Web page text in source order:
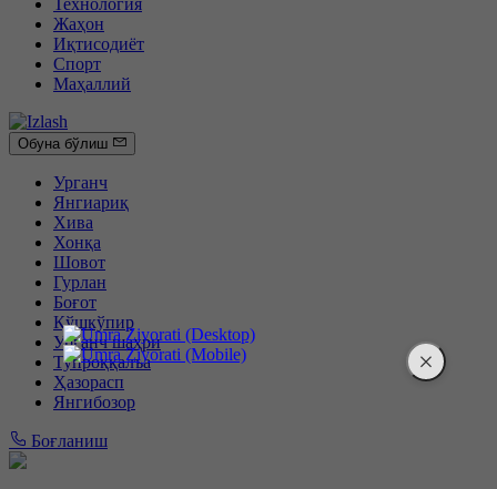
Жаҳон
Иқтисодиёт
Спорт
Маҳаллий
Обуна бўлиш
Урганч
Янгиариқ
Хива
Хонқа
Шовот
Гурлан
Боғот
Қўшкўпир
Урганч шаҳри
Тупроққалъа
Ҳазорасп
Янгибозор
Боғланиш